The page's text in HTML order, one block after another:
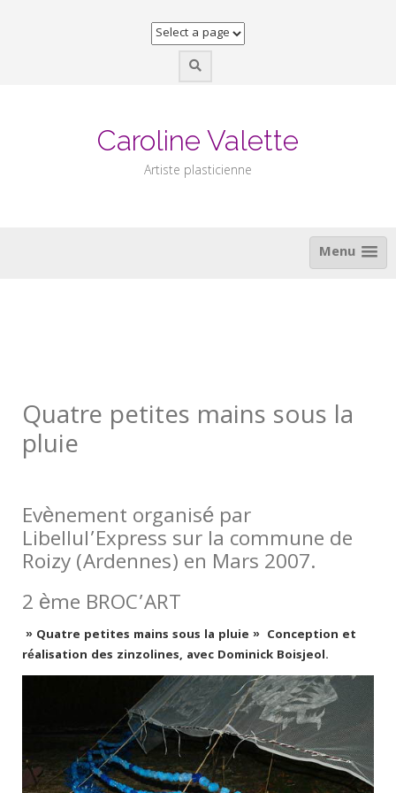
Caroline Valette
Artiste plasticienne
Menu
Quatre petites mains sous la
pluie
Evènement organisé par
Libellul’Express sur la commune de
Roizy (Ardennes) en Mars 2007.
2 ème BROC’ART
» Quatre petites mains sous la pluie » Conception et
réalisation des zinzolines, avec Dominick Boisjeol.